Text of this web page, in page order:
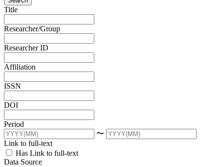
Title
Researcher/Group
Researcher ID
Affiliation
ISSN
DOI
Period
〜
Link to full-text
Has Link to full-text
Data Source